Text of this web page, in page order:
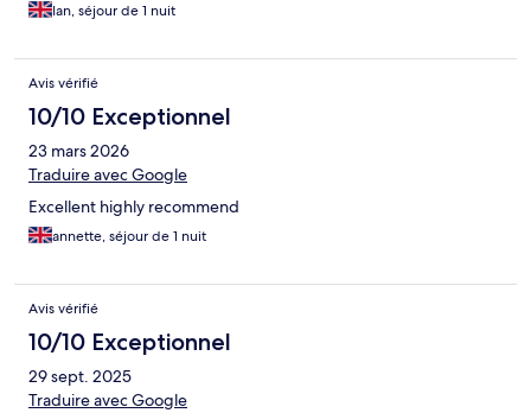
Ian, séjour de 1 nuit
Avis vérifié
10/10 Exceptionnel
23 mars 2026
Traduire avec Google
Excellent highly recommend
annette, séjour de 1 nuit
Avis vérifié
10/10 Exceptionnel
29 sept. 2025
Traduire avec Google